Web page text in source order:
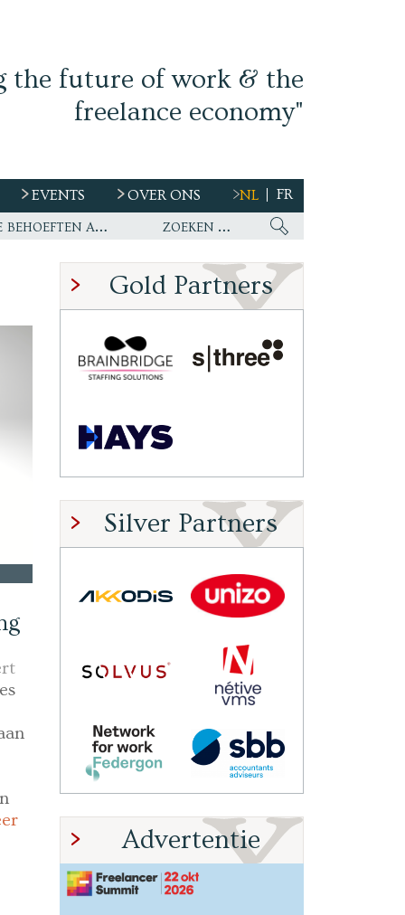
the future of work & the
freelance economy"
EVENTS OVER ONS NL FR
Ework nu wereldwijde partner van WirelessCar’s talentstrategie en toekomstige behoeften aan personeel
Gold Partners
Silver Partners
Advertentie